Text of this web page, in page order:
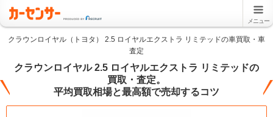
メニュー
クラウンロイヤル（トヨタ） 2.5 ロイヤルエクストラ リミテッドの車買取・車
査定
クラウンロイヤル 2.5 ロイヤルエクストラ リミテッドの
買取・査定。
平均買取相場と最高額で売却するコツ